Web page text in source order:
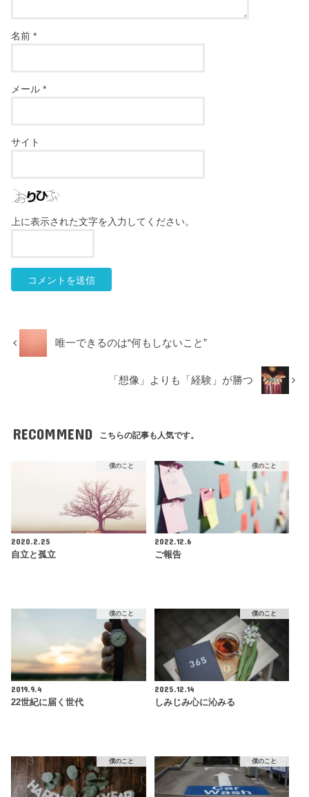
名前*
メール*
サイト
上に表示された文字を入力してください。
唯一できるのは“何もしないこと”
「想像」よりも「経験」が勝つ
RECOMMEND こちらの記事も人気です。
僕のこと
2020.2.25
自立と孤立
僕のこと
2022.12.6
ご報告
僕のこと
2019.9.4
22世紀に届く世代
僕のこと
2025.12.14
しみじみ心に沁みる
僕のこと 僕のこと